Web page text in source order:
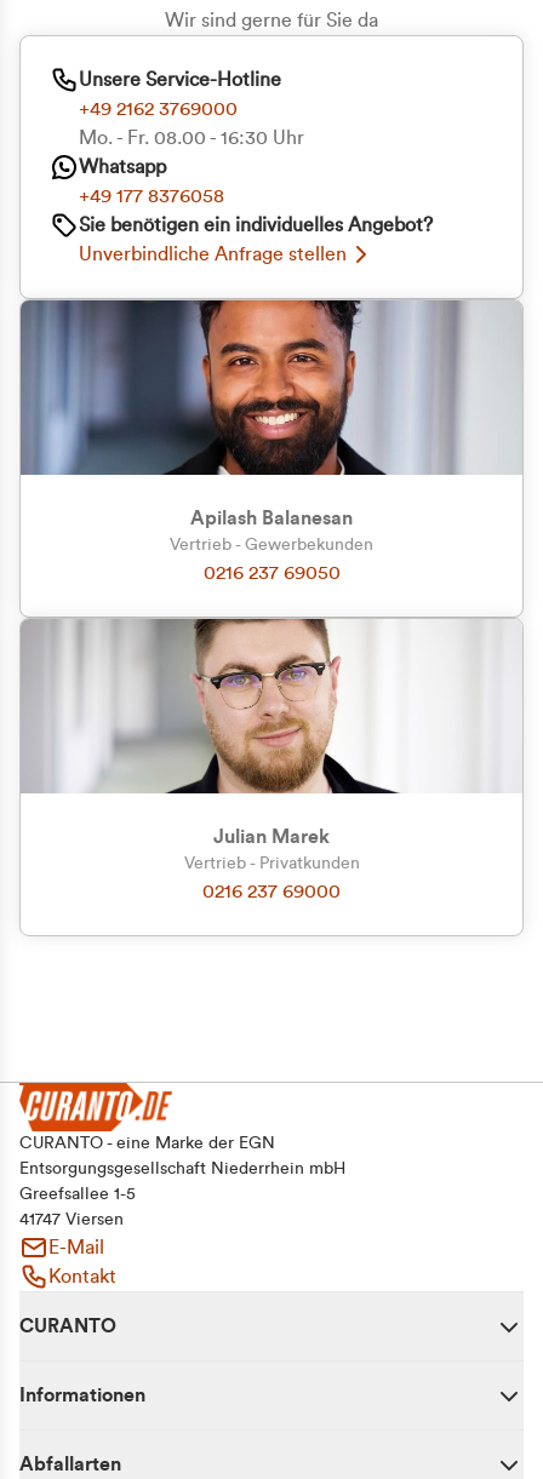
Wir sind gerne für Sie da
Unsere Service-Hotline
+49 2162 3769000
Mo. - Fr. 08.00 - 16:30 Uhr
Whatsapp
+49 177 8376058
Sie benötigen ein individuelles Angebot?
Unverbindliche Anfrage stellen
Apilash Balanesan
Vertrieb - Gewerbekunden
0216 237 69050
Julian Marek
Vertrieb - Privatkunden
0216 237 69000
CURANTO - eine Marke der EGN
Entsorgungsgesellschaft Niederrhein mbH
Greefsallee 1-5
41747 Viersen
E-Mail
Kontakt
CURANTO
Informationen
Abfallarten